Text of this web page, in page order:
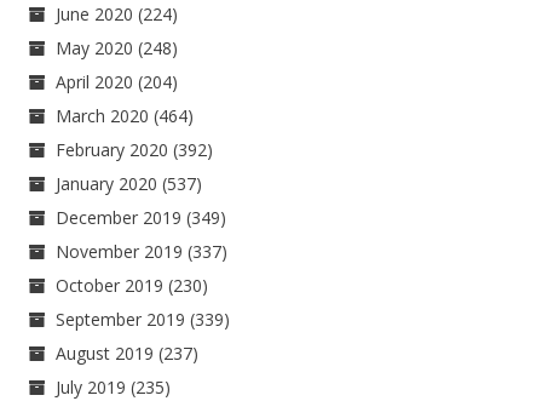
June 2020 (224)
May 2020 (248)
April 2020 (204)
March 2020 (464)
February 2020 (392)
January 2020 (537)
December 2019 (349)
November 2019 (337)
October 2019 (230)
September 2019 (339)
August 2019 (237)
July 2019 (235)